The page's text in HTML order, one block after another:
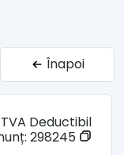
Înapoi
TVA Deductibil
298245